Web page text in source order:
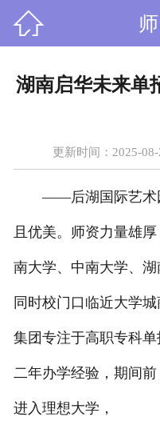

湖南启华未来单
更新时间：2025-
——后湖国际艺术园
且优美。师资力量雄
南大学、中南大学、
同时校门口临近大学
集团专注于高职专科
二年办学经验，期间
进入理想大学，